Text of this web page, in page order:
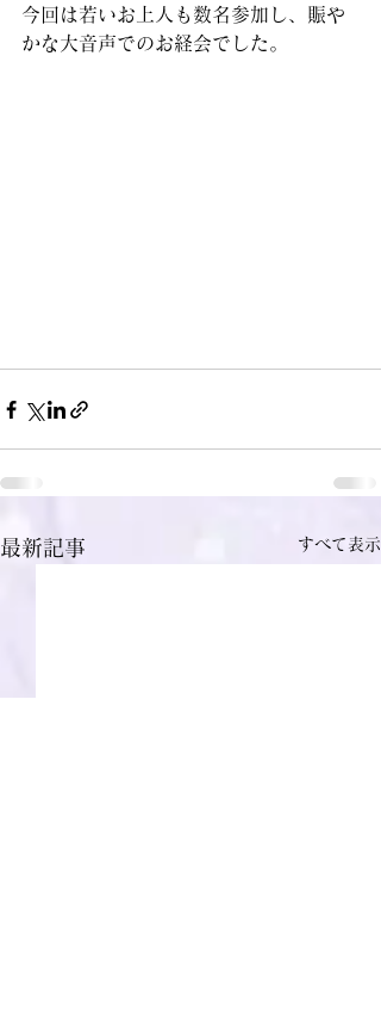
今回は若いお上人も数名参加し、賑や
かな大音声でのお経会でした。
最新記事 すべて表示